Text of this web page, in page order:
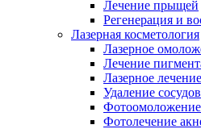
Лечение прыщей
Регенерация и
Лазерная косметология
Лазерное
Лечение
Лазерное
Удаление
Фотолечение